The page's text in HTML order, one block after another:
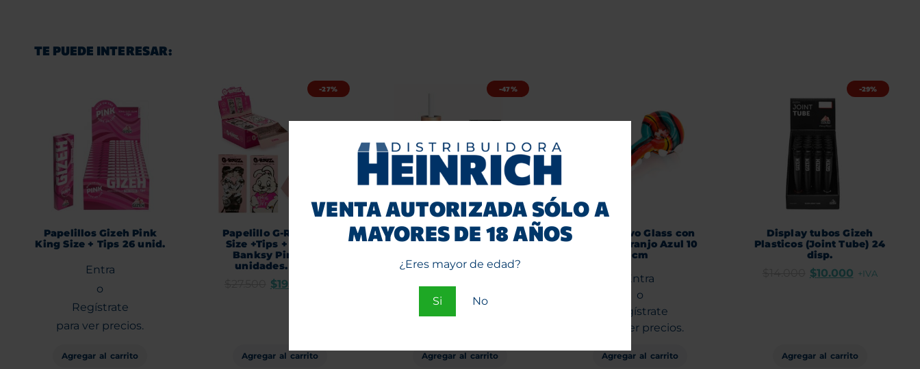
VENTA AUTORIZADA SÓLO A
MAYORES DE 18 AÑOS
¿Eres mayor de edad?
Si No
TE PUEDE INTERESAR:
Papelillos Gizeh Pink
King Size + Tips 26 unid.
Entra
o
Regístrate
para ver precios.
Agregar al carrito
-27%
Papelillo G-Rollz King
Size +Tips + Bandeja
Banksy Pink 10 16
unidades. BG75C
$19.990
Agregar al carrito
-47%
Vaporizador Omura S1
Gold (Dorado)
$37.900 $19.990 +IVA
Agregar al carrito
Pipa Calvo Glass con
rejilla Naranjo Azul 10
cm
Entra
o
Regístrate
para ver precios.
Agregar al carrito
-29%
Display tubos Gizeh
Plasticos (Joint Tube) 24
disp.
$10.000 +IVA
Agregar al carrito